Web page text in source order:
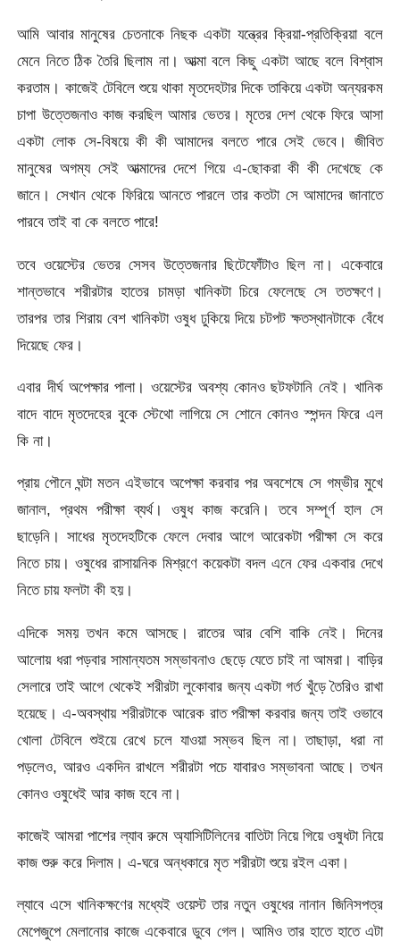
আমি আবার মানুষের চেতনাকে নিছক একটা যন্ত্রের ক্রিয়া-প্রতিক্রিয়া বলে
মেনে নিতে ঠিক তৈরি ছিলাম না। আত্মা বলে কিছু একটা আছে বলে বিশ্বাস
করতাম। কাজেই টেবিলে শুয়ে থাকা মৃতদেহটার দিকে তাকিয়ে একটা অন্যরকম
চাপা উত্তেজনাও কাজ করছিল আমার ভেতর। মৃতের দেশ থেকে ফিরে আসা
একটা লোক সে-বিষয়ে কী কী আমাদের বলতে পারে সেই ভেবে। জীবিত
মানুষের অগম্য সেই আত্মাদের দেশে গিয়ে এ-ছোকরা কী কী দেখেছে কে
জানে। সেখান থেকে ফিরিয়ে আনতে পারলে তার কতটা সে আমাদের জানাতে
পারবে তাই বা কে বলতে পারে!
তবে ওয়েস্টের ভেতর সেসব উত্তেজনার ছিটেফোঁটাও ছিল না। একেবারে
শান্তভাবে শরীরটার হাতের চামড়া খানিকটা চিরে ফেলেছে সে ততক্ষণে।
তারপর তার শিরায় বেশ খানিকটা ওষুধ ঢুকিয়ে দিয়ে চটপট ক্ষতস্থানটাকে বেঁধে
দিয়েছে ফের।
এবার দীর্ঘ অপেক্ষার পালা। ওয়েস্টের অবশ্য কোনও ছটফটানি নেই। খানিক
বাদে বাদে মৃতদেহের বুকে স্টেথো লাগিয়ে সে শোনে কোনও স্পন্দন ফিরে এল
কি না।
প্রায় পৌনে ঘন্টা মতন এইভাবে অপেক্ষা করবার পর অবশেষে সে গম্ভীর মুখে
জানাল, প্রথম পরীক্ষা ব্যর্থ। ওষুধ কাজ করেনি। তবে সম্পূর্ণ হাল সে
ছাড়েনি। সাধের মৃতদেহটিকে ফেলে দেবার আগে আরেকটা পরীক্ষা সে করে
নিতে চায়। ওষুধের রাসায়নিক মিশ্রণে কয়েকটা বদল এনে ফের একবার দেখে
নিতে চায় ফলটা কী হয়।
এদিকে সময় তখন কমে আসছে। রাতের আর বেশি বাকি নেই। দিনের
আলোয় ধরা পড়বার সামান্যতম সম্ভাবনাও ছেড়ে যেতে চাই না আমরা। বাড়ির
সেলারে তাই আগে থেকেই শরীরটা লুকোবার জন্য একটা গর্ত খুঁড়ে তৈরিও রাখা
হয়েছে। এ-অবস্থায় শরীরটাকে আরেক রাত পরীক্ষা করবার জন্য তাই ওভাবে
খোলা টেবিলে শুইয়ে রেখে চলে যাওয়া সম্ভব ছিল না। তাছাড়া, ধরা না
পড়লেও, আরও একদিন রাখলে শরীরটা পচে যাবারও সম্ভাবনা আছে। তখন
কোনও ওষুধেই আর কাজ হবে না।
কাজেই আমরা পাশের ল্যাব রুমে অ্যাসিটিলিনের বাতিটা নিয়ে গিয়ে ওষুধটা নিয়ে
কাজ শুরু করে দিলাম। এ-ঘরে অন্ধকারে মৃত শরীরটা শুয়ে রইল একা।
ল্যাবে এসে খানিকক্ষণের মধ্যেই ওয়েস্ট তার নতুন ওষুধের নানান জিনিসপত্র
মেপেজুপে মেলানোর কাজে একেবারে ডুবে গেল। আমিও তার হাতে হাতে এটা